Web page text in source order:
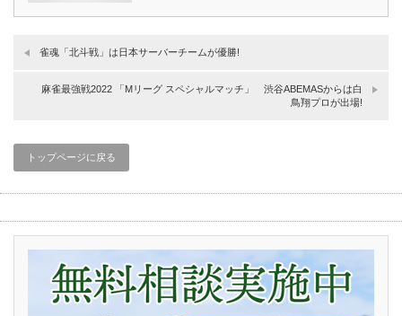
雀魂「北斗戦」は日本サーバーチームが優勝!
麻雀最強戦2022 「Mリーグ スペシャルマッチ」 渋谷ABEMASからは白
鳥翔プロが出場!
トップページに戻る